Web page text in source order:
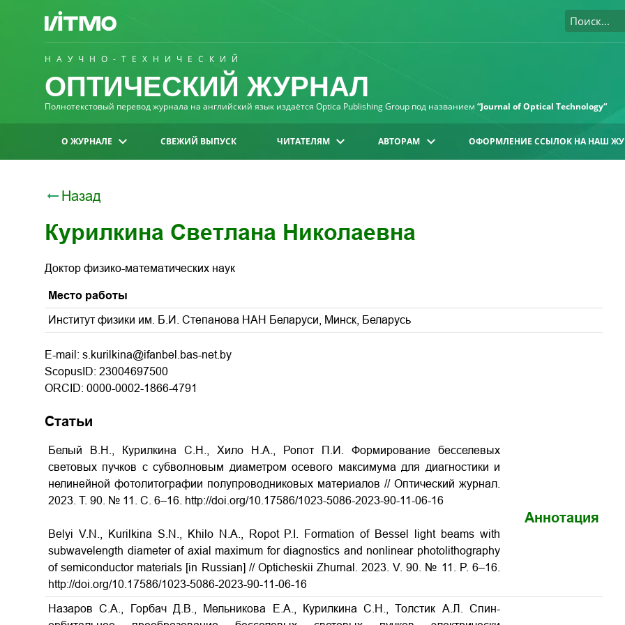
НАУЧНО-ТЕХНИЧЕСКИЙ
ОПТИЧЕСКИЙ ЖУРНАЛ
Полнотекстовый перевод журнала на английский язык издаётся Optica Publishing Group под названием “Journal of Optical Technology“
О ЖУРНАЛЕ СВЕЖИЙ ВЫПУСК ЧИТАТЕЛЯМ АВТОРАМ ОФОРМЛЕНИЕ ССЫЛОК НА НАШ
Назад
Курилкина Светлана Николаевна
Доктор физико-математических наук
Место работы
Институт физики им. Б.И. Степанова НАН Беларуси, Минск, Беларусь
E-mail: s.kurilkina@ifanbel.bas-net.by
ScopusID: 23004697500
ORCID: 0000-0002-1866-4791
Статьи
Белый В.Н., Курилкина С.Н., Хило Н.А., Ропот П.И. Формирование бесселевых
световых пучков с субволновым диаметром осевого максимума для диагностики и
нелинейной фотолитографии полупроводниковых материалов // Оптический журнал.
2023. Т. 90. № 11. С. 6–16. http://doi.org/10.17586/1023-5086-2023-90-11-06-16
Belyi V.N., Kurilkina S.N., Khilo N.A., Ropot P.I. Formation of Bessel light beams with
subwavelength diameter of axial maximum for diagnostics and nonlinear photolithography
of semiconductor materials [in Russian] // Opticheskii Zhurnal. 2023. V. 90. № 11. P. 6–16.
http://doi.org/10.17586/1023-5086-2023-90-11-06-16
Аннотация
Назаров С.А., Горбач Д.В., Мельникова Е.А., Курилкина С.Н., Толстик А.Л. Спин-